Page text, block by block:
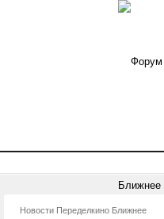
Новости Переделкино Ближнее